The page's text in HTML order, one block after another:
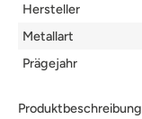
Produktbeschreibung
Hersteller
Metallart
Prägejahr